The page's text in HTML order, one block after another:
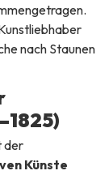
nach Staunen
der
Künste